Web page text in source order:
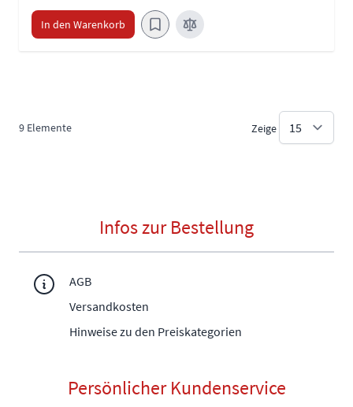
In den Warenkorb
9 Elemente Zeige
Infos zur Bestellung
AGB
Versandkosten
Hinweise zu den Preiskategorien
Persönlicher Kundenservice